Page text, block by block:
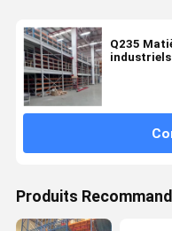
Q235
Produits